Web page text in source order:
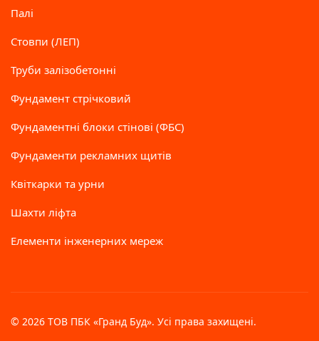
Палі
Стовпи (ЛЕП)
Труби залізобетонні
Фундамент стрічковий
Фундаментні блоки стінові (ФБС)
Фундаменти рекламних щитів
Квіткарки та урни
Шахти ліфта
Елементи інженерних мереж
© 2026 ТОВ ПБК «Гранд Буд». Усі права захищені.